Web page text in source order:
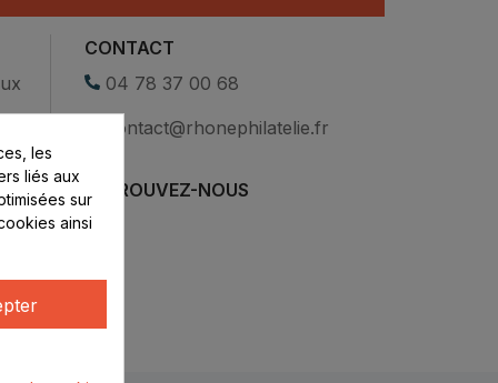
CONTACT
04 78 37 00 68
contact@rhonephilatelie.fr
RETROUVEZ-NOUS
les
liés aux
sur
ainsi